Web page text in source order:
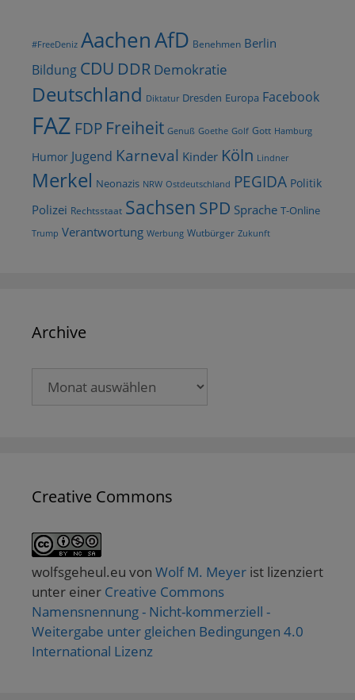
#FreeDeniz AachenAfD Benehmen Berlin
Bildung CDU DDR Demokratie
Deutschland Diktatur Dresden Europa Facebook
FAZ FDP Freiheit Genuß Goethe Golf Gott Hamburg
Humor Jugend Karneval Kinder Köln Lindner
Merkel Neonazis NRW Ostdeutschland PEGIDA Politik
Polizei Rechtsstaat Sachsen SPD Sprache T-Online
Trump Verantwortung Werbung Wutbürger Zukunft
Archive
Creative Commons
wolfsgeheul.eu von Wolf M. Meyer ist lizenziert
unter einer Creative Commons
Namensnennung - Nicht-kommerziell -
Weitergabe unter gleichen Bedingungen 4.0
International Lizenz